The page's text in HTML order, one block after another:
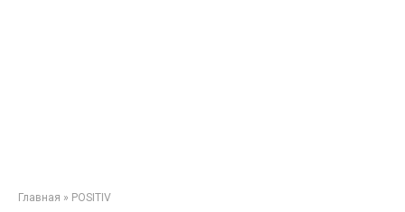
Главная » POSITIV